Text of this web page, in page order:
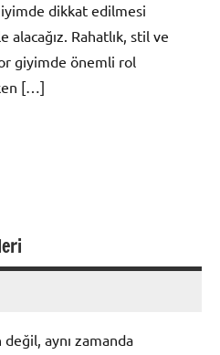
dikkat edilmesi
Rahatlık, stil ve
giyimde önemli rol
[…]
aynı zamanda